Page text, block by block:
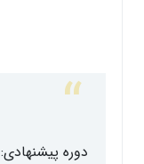
دوره پیشنهادی: